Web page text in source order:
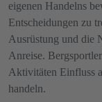
eigenen Handelns
Entscheidungen zu
Ausrüstung und die
Anreise.
Aktivitäten Einfluss
handeln.